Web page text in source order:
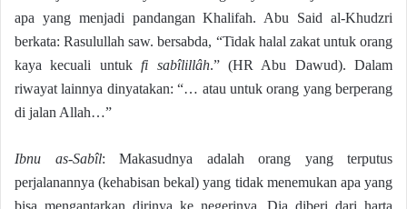
apa yang menjadi pandangan Khalifah. Abu Said al-Khudzri
berkata: Rasulullah saw. bersabda, “Tidak halal zakat untuk orang
kaya kecuali untukfi sabîlillâh.” (HR Abu Dawud). Dalam
riwayat lainnya dinyatakan: “… atau untuk orang yang berperang
di jalan Allah…”
Ibnu as-Sabîl: Makasudnya adalah orang yang terputus
perjalanannya (kehabisan bekal) yang tidak menemukan apa yang
bisa mengantarkan dirinya ke negerinya. Dia diberi dari harta